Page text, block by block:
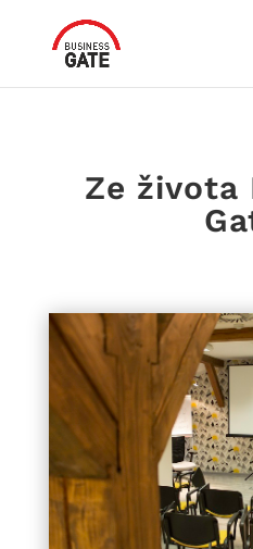
Ze života